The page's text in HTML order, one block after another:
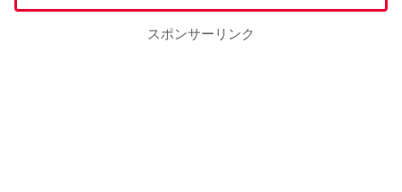
スポンサーリンク